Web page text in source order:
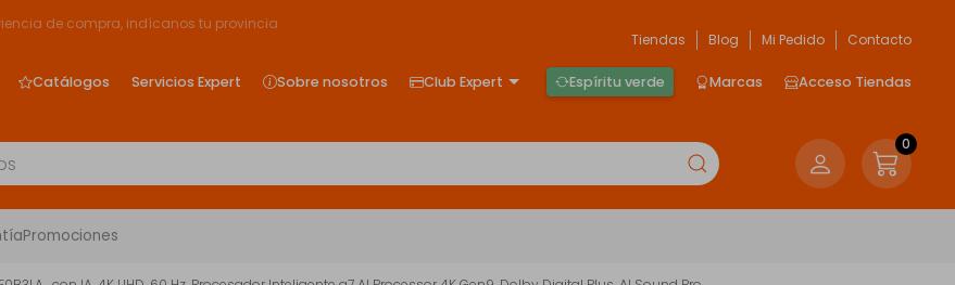
de compra, indícanos tu provincia
Tiendas
Blog Mi Pedido Contacto
Catálogos Servicios Expert Sobre nosotros Club Expert Espíritu verde Marcas Acceso Tiendas
0
Promociones